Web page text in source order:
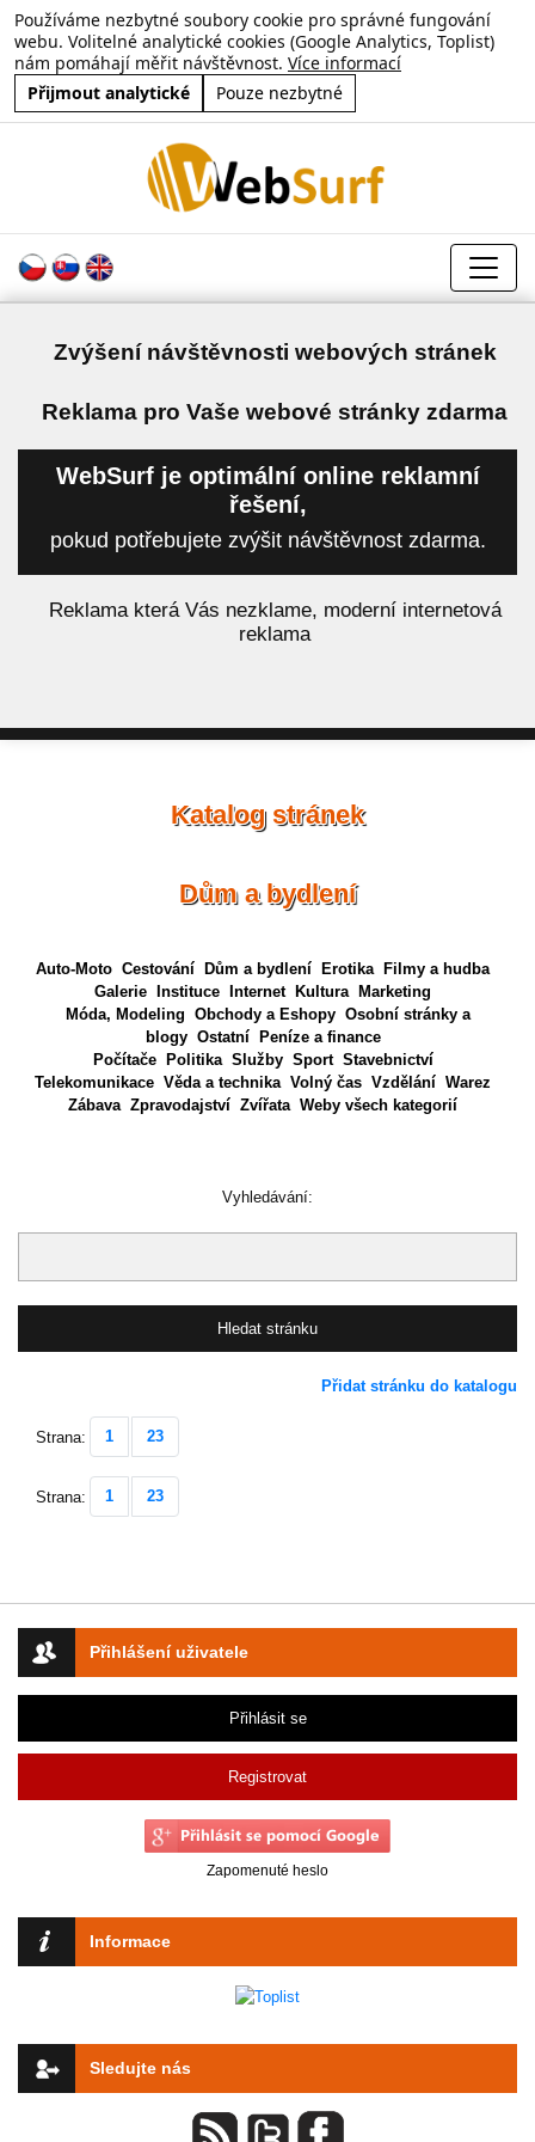
Používáme nezbytné soubory cookie pro správné fungování
webu. Volitelné analytické cookies (Google Analytics, Toplist)
nám pomáhají měřit návštěvnost. Více informací
Přijmout analytické
Pouze nezbytné
Zvýšení návštěvnosti webových stránek
Reklama pro Vaše webové stránky zdarma
WebSurf je optimální online reklamní
řešení,
pokud potřebujete zvýšit návštěvnost zdarma.
Reklama která Vás nezklame, moderní internetová
reklama
Přihlášení uživatele
Přihlásit se
Registrovat
Zapomenuté heslo
Informace
Sledujte nás
Katalog stránek
Dům a bydlení
Auto-Moto Cestování Dům a bydlení Erotika
Filmy a hudba
Galerie
Instituce Internet Kultura
Marketing
Móda, Modeling Obchody a Eshopy Osobní stránky a
blogy Ostatní
Peníze a finance
Počítače
Politika Služby Sport Stavebnictví
Telekomunikace Věda a technika Volný čas Vzdělání Warez
Zábava Zpravodajství Zvířata Weby všech kategorií
Vyhledávání:
Přidat stránku do katalogu
Strana: 1 23
Strana: 1 23